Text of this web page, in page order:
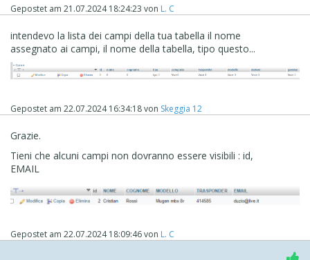
{
$rowcount=mysqli_num_rows($result);
echo '<div id="box">' . $category . '</div>';
echo '<div id="box1">' . $rowcount . '</div>';
mysqli_free_result($result);
}
?>
Gepostet am 21.07.2024 18:24:23 von L. C
intendevo la lista dei campi della tua tabella il nome
assegnato ai campi, il nome della tabella, tipo questo...
Gepostet am 22.07.2024 16:34:18von Skeggia 12
Grazie.
Tieni che alcuni campi non dovranno essere visibili : id,
EMAIL
Gepostet am 22.07.2024 18:09:46von L. C